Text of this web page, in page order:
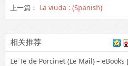
上一篇： La viuda : (Spanish)
相关推荐
Le Te de Porcinet (Le Mail) – eBooks